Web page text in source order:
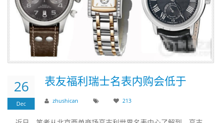
26
Dec
表友福利瑞士名表内购会低于
zhushican 213